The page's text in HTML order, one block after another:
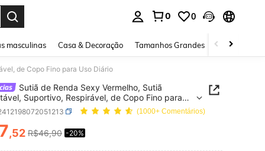
0 0
masculinas Casa & Decoração Tamanhos Grandes Joias e
de Copo Fino para Uso Diário
Sutiã de Renda Sexy Vermelho, Sutiã
Suportivo, Respirável, de Copo Fino para
(1000+ Comentários)
AND AVAILABILITY
,52 R$46,90 -20%